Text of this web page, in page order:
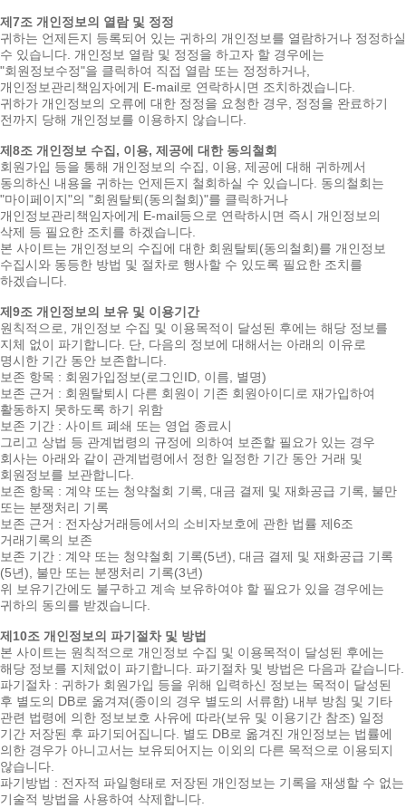
제7조 개인정보의 열람 및 정정
귀하는 언제든지 등록되어 있는 귀하의 개인정보를 열람하거나 정정하실
수 있습니다. 개인정보 열람 및 정정을 하고자 할 경우에는
"회원정보수정"을 클릭하여 직접 열람 또는 정정하거나,
개인정보관리책임자에게 E-mail로 연락하시면 조치하겠습니다.
귀하가 개인정보의 오류에 대한 정정을 요청한 경우, 정정을 완료하기
전까지 당해 개인정보를 이용하지 않습니다.
제8조 개인정보 수집, 이용, 제공에 대한 동의철회
회원가입 등을 통해 개인정보의 수집, 이용, 제공에 대해 귀하께서
동의하신 내용을 귀하는 언제든지 철회하실 수 있습니다. 동의철회는
"마이페이지"의 "회원탈퇴(동의철회)"를 클릭하거나
개인정보관리책임자에게 E-mail등으로 연락하시면 즉시 개인정보의
삭제 등 필요한 조치를 하겠습니다.
본 사이트는 개인정보의 수집에 대한 회원탈퇴(동의철회)를 개인정보
수집시와 동등한 방법 및 절차로 행사할 수 있도록 필요한 조치를
하겠습니다.
제9조 개인정보의 보유 및 이용기간
원칙적으로, 개인정보 수집 및 이용목적이 달성된 후에는 해당 정보를
지체 없이 파기합니다. 단, 다음의 정보에 대해서는 아래의 이유로
명시한 기간 동안 보존합니다.
보존 항목 : 회원가입정보(로그인ID, 이름, 별명)
보존 근거 : 회원탈퇴시 다른 회원이 기존 회원아이디로 재가입하여
활동하지 못하도록 하기 위함
보존 기간 : 사이트 폐쇄 또는 영업 종료시
그리고 상법 등 관계법령의 규정에 의하여 보존할 필요가 있는 경우
회사는 아래와 같이 관계법령에서 정한 일정한 기간 동안 거래 및
회원정보를 보관합니다.
보존 항목 : 계약 또는 청약철회 기록, 대금 결제 및 재화공급 기록, 불만
또는 분쟁처리 기록
보존 근거 : 전자상거래등에서의 소비자보호에 관한 법률 제6조
거래기록의 보존
보존 기간 : 계약 또는 청약철회 기록(5년), 대금 결제 및 재화공급 기록
(5년), 불만 또는 분쟁처리 기록(3년)
위 보유기간에도 불구하고 계속 보유하여야 할 필요가 있을 경우에는
귀하의 동의를 받겠습니다.
제10조 개인정보의 파기절차 및 방법
본 사이트는 원칙적으로 개인정보 수집 및 이용목적이 달성된 후에는
해당 정보를 지체없이 파기합니다. 파기절차 및 방법은 다음과 같습니다.
파기절차 : 귀하가 회원가입 등을 위해 입력하신 정보는 목적이 달성된
후 별도의 DB로 옮겨져(종이의 경우 별도의 서류함) 내부 방침 및 기타
관련 법령에 의한 정보보호 사유에 따라(보유 및 이용기간 참조) 일정
기간 저장된 후 파기되어집니다. 별도 DB로 옮겨진 개인정보는 법률에
의한 경우가 아니고서는 보유되어지는 이외의 다른 목적으로 이용되지
않습니다.
파기방법 : 전자적 파일형태로 저장된 개인정보는 기록을 재생할 수 없는
기술적 방법을 사용하여 삭제합니다.